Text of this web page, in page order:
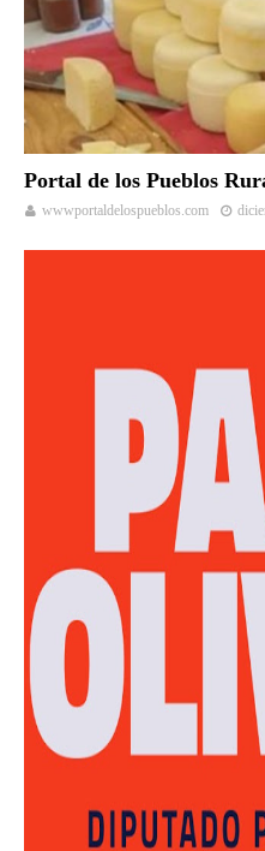
Portal de los Pueblos
wwwportaldelospueblos.com